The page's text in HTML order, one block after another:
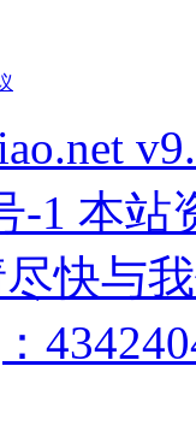
-1 本
快与